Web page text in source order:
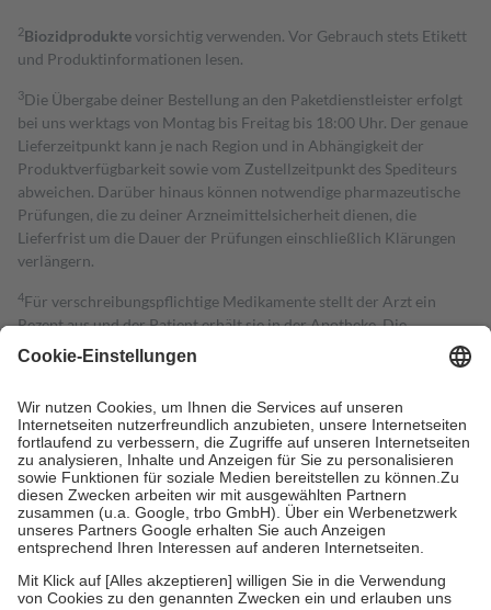
2Biozidproduktevorsichtig verwenden. Vor Gebrauch stets Etikett
und Produktinformationen lesen.
3Die Übergabe deiner Bestellung an den Paketdienstleister erfolgt
bei uns werktags von Montag bis Freitag bis 18:00 Uhr. Der genaue
Lieferzeitpunkt kann je nach Region und in Abhängigkeit der
Produktverfügbarkeit sowie vom Zustellzeitpunkt des Spediteurs
abweichen. Darüber hinaus können notwendige pharmazeutische
Prüfungen, die zu deiner Arzneimittelsicherheit dienen, die
Lieferfrist um die Dauer der Prüfungen einschließlich Klärungen
verlängern.
4Für verschreibungspflichtige Medikamente stellt der Arzt ein
Rezept aus und der Patient erhält sie in der Apotheke. Die
gesetzliche Krankenversicherung übernimmt in der Regel die
Kosten dafür, der Versicherte trägt einen Teil davon als Zuzahlung
Grundsätzlich leisten Mitglieder Zuzahlungen in Höhe von zehn
Prozent des Abgabepreises,mindestens jedochfünf Euround
höchstens zehn Euro.Es sind jedoch nie mehr als die tatsächlichen
Kosten der Leistung zu entrichten.
Diese Regeln gelten grundsätzlich auch für Online-Apotheken.
Bei Heilmitteln und häuslicher Krankenpflege beträgt die
Zuzahlung zehn Prozent der Kosten sowie zehn Euro je
Verordnung.
Um das Engagement der Versicherten für ihre eigene Gesundheit zu